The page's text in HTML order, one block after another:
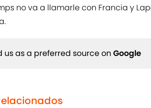
no va a llamarle con Francia y
us as a preferred source on Google